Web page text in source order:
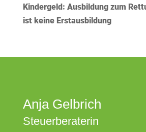
Kindergeld: Ausbildung zum
ist keine Erstausbildung
Anja Gelbrich
Steuerberaterin